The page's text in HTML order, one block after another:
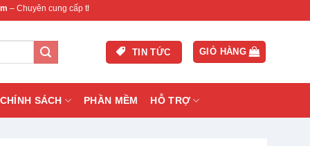
cấp thiết bị mạng & camera chính hãng, bảo hành , hỗ trợ nhanh.
TIN TỨC GIỎ HÀNG
CHÍNH SÁCH PHẦN MỀM HỖ TRỢ